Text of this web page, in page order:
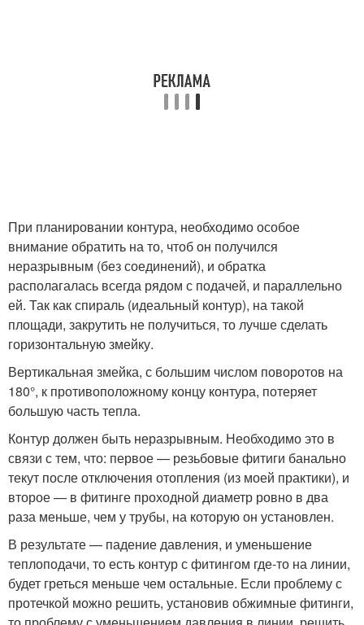
При планировании контура, необходимо особое
внимание обратить на то, чтоб он получился
неразрывным (без соединений), и обратка
располагалась всегда рядом с подачей, и параллельно
ей. Так как спираль (идеальный контур), на такой
площади, закрутить не получиться, то лучше сделать
горизонтальную змейку.
Вертикальная змейка, с большим числом поворотов на
180°, к противоположному концу контура, потеряет
большую часть тепла.
Контур должен быть неразрывным. Необходимо это в
связи с тем, что: первое — резьбовые фитиги банально
текут после отключения отопления (из моей практики), и
второе — в фитинге проходной диаметр ровно в два
раза меньше, чем у трубы, на которую он установлен.
В результате — падение давления, и уменьшение
теплоподачи, то есть контур с фитингом где-то на линии,
будет греться меньше чем остальные. Если проблему с
протечкой можно решить, установив обжимные фитинги,